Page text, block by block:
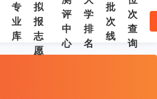
专
业
库
拟
报
志
愿
评
中
心
学
排
名
批
次
线
次
查
询